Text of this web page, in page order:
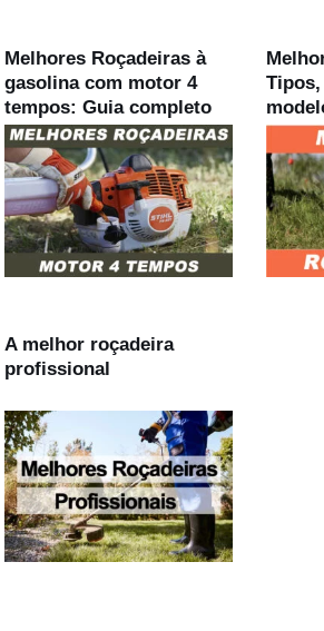
Melhores Roçadeiras à
gasolina com motor 4
tempos: Guia completo
A melhor roçadeira
profissional